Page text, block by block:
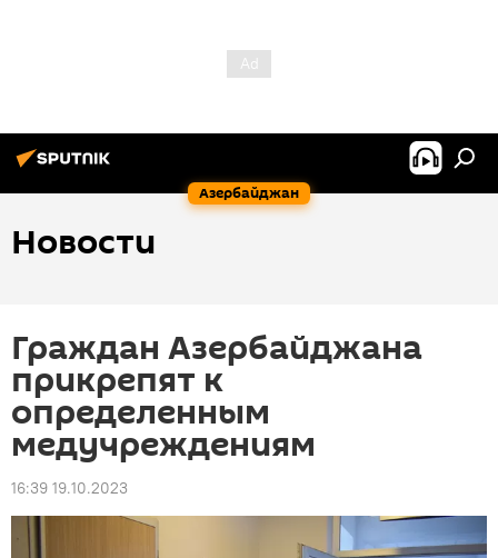
Азербайджан
Новости
Граждан Азербайджана
прикрепят к
определенным
медучреждениям
16:39 19.10.2023